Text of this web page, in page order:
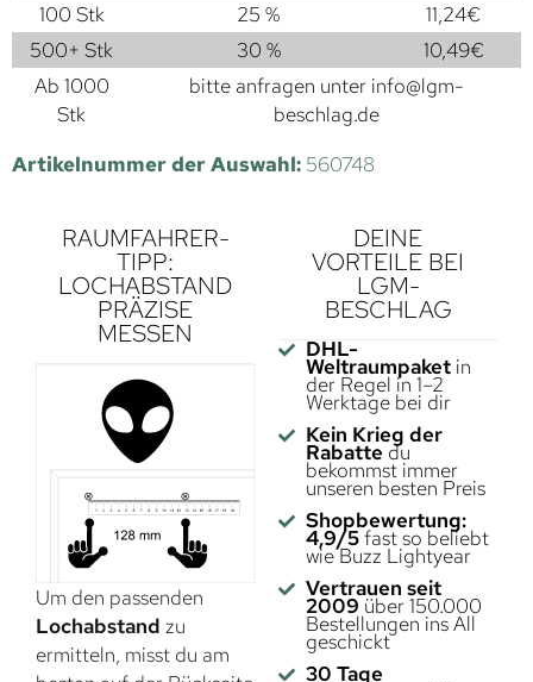
100 Stk
25 % 11,24€
500+ Stk
30 % 10,49€
Ab 1000
Stk
bitte anfragen unter info@lgm-
beschlag.de
Artikelnummer der Auswahl: 560748
RAUMFAHRER-
TIPP:
LOCHABSTAND
PRÄZISE
MESSEN
Um den passenden
Lochabstand zu
ermitteln, misst du am
DEINE
VORTEILE BEI
LGM-
BESCHLAG
DHL-
Weltraumpaketin
der Regel in 1–2
Werktage bei dir
Kein Krieg der
Rabatte du
bekommst immer
unseren besten Preis
Shopbewertung:
4,9/5fast so beliebt
wie Buzz Lightyear
Vertrauen seit
2009 über 150.000
Bestellungen ins All
geschickt
30 Tage